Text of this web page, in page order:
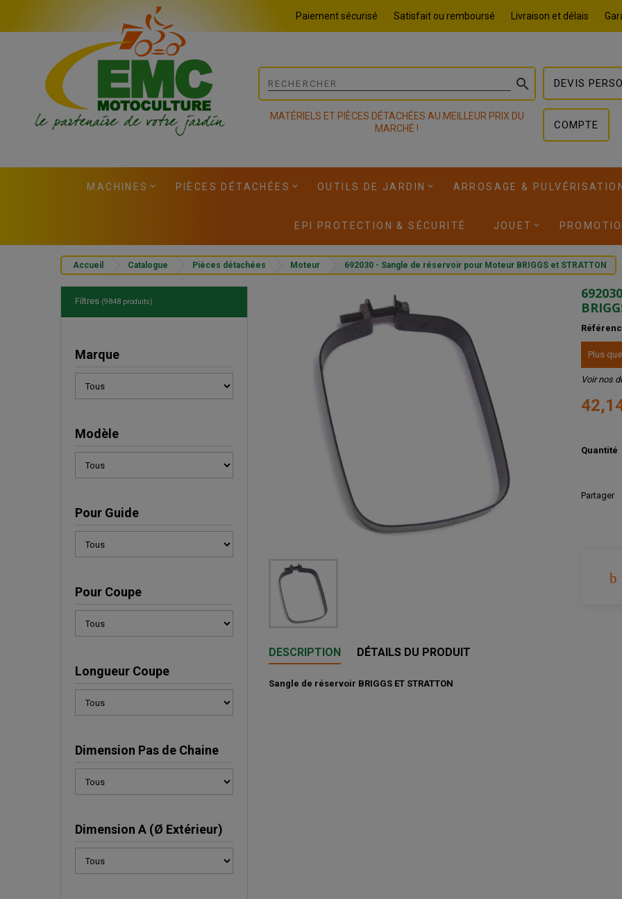
Paiement sécurisé Satisfait ou remboursé Livraison et délais

MATÉRIELS ET PIÈCES DÉTACHÉES AU MEILLEUR PRIX DU
MARCHÉ !
DEVIS
COMPTE
MACHINES PIÈCES DÉTACHÉES OUTILS DE JARDIN ARROSAGE &
EPI PROTECTION & SÉCURITÉ JOUET
Accueil Catalogue Pièces détachées Moteur 692030 - Sangle de réservoir pour Moteur BRIGGS et STRATTON
Filtres (9848 produits)
Marque
Modèle
Pour Guide
Pour Coupe
Longueur Coupe
Dimension Pas de Chaine
Dimension A (Ø Extérieur)
Plus
Voir nos
Quantité
Partager
DESCRIPTION DÉTAILS DU PRODUIT
Sangle de réservoir BRIGGS ET STRATTON